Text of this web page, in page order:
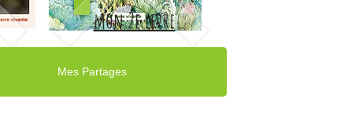
mon 2e livre
Mes Partages